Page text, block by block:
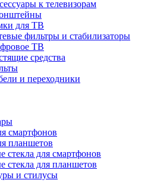
к телевизорам
для ТВ
фильтры и стабилизаторы
ТВ
средства
и переходники
смартфонов
планшетов
стекла для смартфонов
стекла для планшетов
и стилусы